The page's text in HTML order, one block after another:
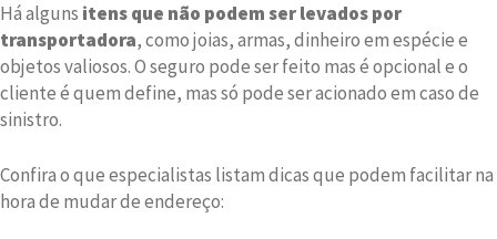
Há alguns itens que não podem ser levados por
transportadora, como joias, armas, dinheiro em espécie e
objetos valiosos. O seguro pode ser feito mas é opcional e o
cliente é quem define, mas só pode ser acionado em caso de
sinistro.
Confira o que especialistas listam dicas que podem facilitar na
hora de mudar de endereço: